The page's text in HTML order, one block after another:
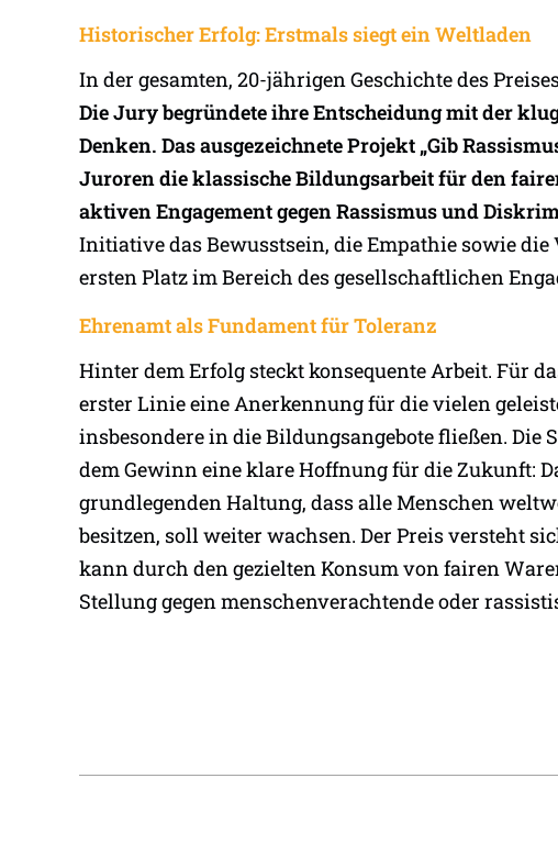
Historischer Erfolg: Erstmals siegt ein Weltladen
In der gesamten, 20-jährigen Geschichte des
Die Jury begründete ihre Entscheidung mit der
Denken. Das ausgezeichnete Projekt „Gib
Juroren die klassische Bildungsarbeit für den
aktiven Engagement gegen Rassismus und
Initiative das Bewusstsein, die Empathie sowie
ersten Platz im Bereich des gesellschaftlichen
Ehrenamt als Fundament für Toleranz
Hinter dem Erfolg steckt konsequente Arbeit. Für
erster Linie eine Anerkennung für die vielen
insbesondere in die Bildungsangebote fließen.
dem Gewinn eine klare Hoffnung für die Zukunft:
grundlegenden Haltung, dass alle Menschen
besitzen, soll weiter wachsen. Der Preis versteht
kann durch den gezielten Konsum von fairen
Stellung gegen menschenverachtende oder